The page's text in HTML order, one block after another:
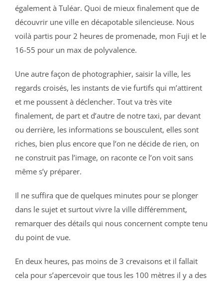
également à Tuléar. Quoi de mieux finalement que de
découvrir une ville en décapotable silencieuse. Nous
voilà partis pour 2 heures de promenade, mon Fuji et le
16-55 pour un max de polyvalence.
Une autre façon de photographier, saisir la ville, les
regards croisés, les instants de vie furtifs qui m’attirent
et me poussent à déclencher. Tout va très vite
finalement, de part et d’autre de notre taxi, par devant
ou derrière, les informations se bousculent, elles sont
riches, bien plus encore que l’on ne décide de rien, on
ne construit pas l’image, on raconte ce l’on voit sans
même s’y préparer.
Il ne suffira que de quelques minutes pour se plonger
dans le sujet et surtout vivre la ville différemment,
remarquer des détails qui nous concernent compte tenu
du point de vue.
En deux heures, pas moins de 3 crevaisons et il fallait
cela pour s’apercevoir que tous les 100 mètres il y a des